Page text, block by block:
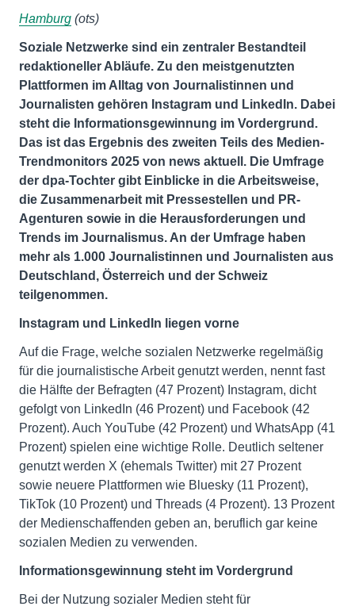
Hamburg (ots)
Soziale Netzwerke sind ein zentraler Bestandteil
redaktioneller Abläufe. Zu den meistgenutzten
Plattformen im Alltag von Journalistinnen und
Journalisten gehören Instagram und LinkedIn. Dabei
steht die Informationsgewinnung im Vordergrund.
Das ist das Ergebnis des zweiten Teils des Medien-
Trendmonitors 2025 von news aktuell. Die Umfrage
der dpa-Tochter gibt Einblicke in die Arbeitsweise,
die Zusammenarbeit mit Pressestellen und PR-
Agenturen sowie in die Herausforderungen und
Trends im Journalismus. An der Umfrage haben
mehr als 1.000 Journalistinnen und Journalisten aus
Deutschland, Österreich und der Schweiz
teilgenommen.
Instagram und LinkedIn liegen vorne
Auf die Frage, welche sozialen Netzwerke regelmäßig
für die journalistische Arbeit genutzt werden, nennt fast
die Hälfte der Befragten (47 Prozent) Instagram, dicht
gefolgt von LinkedIn (46 Prozent) und Facebook (42
Prozent). Auch YouTube (42 Prozent) und WhatsApp (41
Prozent) spielen eine wichtige Rolle. Deutlich seltener
genutzt werden X (ehemals Twitter) mit 27 Prozent
sowie neuere Plattformen wie Bluesky (11 Prozent),
TikTok (10 Prozent) und Threads (4 Prozent). 13 Prozent
der Medienschaffenden geben an, beruflich gar keine
sozialen Medien zu verwenden.
Informationsgewinnung steht im Vordergrund
Bei der Nutzung sozialer Medien steht für